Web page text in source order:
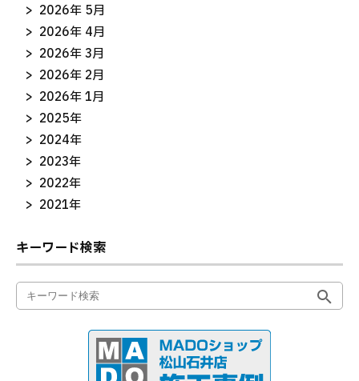
2026年 5月
2026年 4月
2026年 3月
2026年 2月
2026年 1月
2025年
2024年
2023年
2022年
2021年
キーワード検索